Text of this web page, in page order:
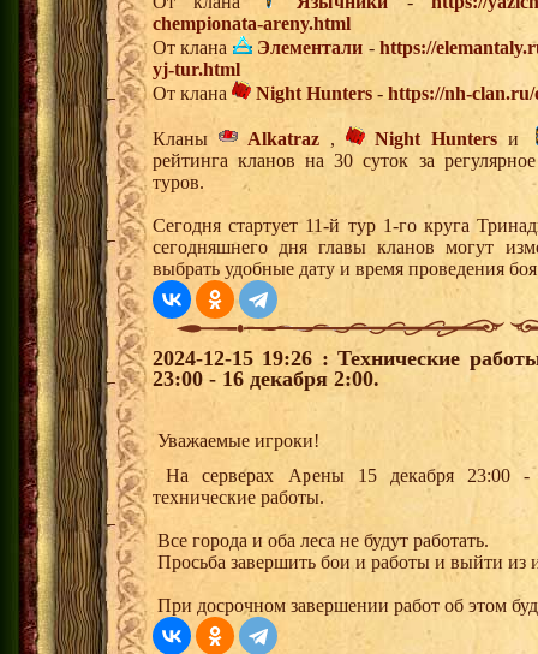
chempionata-areny.html
От клана
Элементали -https://
yj-tur.html
От клана
Night Hunters - https://nh-
Кланы Alkatraz , Night Hunters и
рейтинга кланов на 30 суток за
туров.
Сегодня стартует 11-й тур 1-го круга
сегодняшнего дня главы кланов могут
выбрать удобные дату и время проведения
2024-12-15 19:26 : Технические
23:00 - 16 декабря 2:00.
Уважаемые игроки!
На серверах Арены 15 декабря 23:00 -
технические работы.
Все города и оба леса не будут работать.
Просьба завершить бои и работы и выйти из
При досрочном завершении работ об этом